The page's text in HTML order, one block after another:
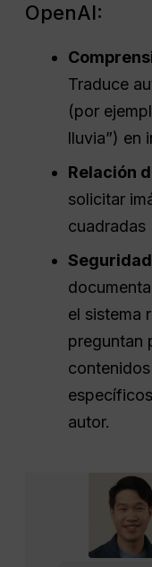
OpenAI:
Traduce
(por
lluvia”) en
Relación
solicitar
cuadradas
Seguridad
el sistema
preguntan
autor.